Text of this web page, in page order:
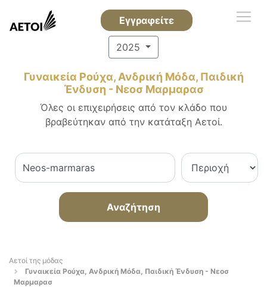
Εγγραφείτε
2025
Γυναικεία Ρούχα, Ανδρική Μόδα, Παιδική
Ένδυση - Νεοσ Μαρμαρασ
Όλες οι επιχειρήσεις από τον κλάδο που
βραβεύτηκαν από την κατάταξη Αετοί.
Αναζήτηση
Αετοί της μόδας
Γυναικεία Ρούχα, Ανδρική Μόδα, Παιδική Ένδυση - Νεοσ
Μαρμαρασ